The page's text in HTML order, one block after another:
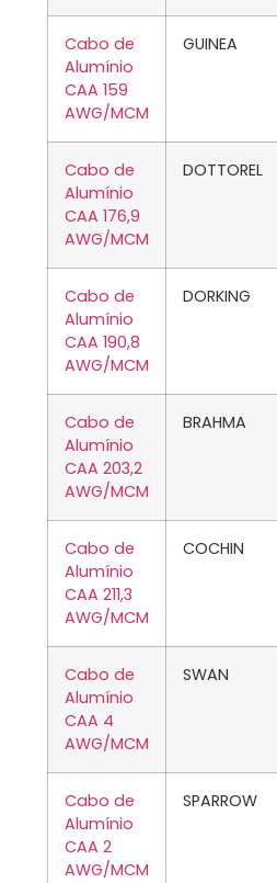
Cabo de
Alumínio
CAA 159
AWG/MCM
GUINEA
Cabo de
Alumínio
CAA 176,9
AWG/MCM
DOTTOREL
Cabo de
Alumínio
CAA 190,8
AWG/MCM
DORKING
Cabo de
Alumínio
CAA 203,2
AWG/MCM
BRAHMA
Cabo de
Alumínio
CAA 211,3
AWG/MCM
COCHIN
Cabo de
Alumínio
CAA 4
AWG/MCM
SWAN
Cabo de
Alumínio
CAA 2
AWG/MCM
SPARROW